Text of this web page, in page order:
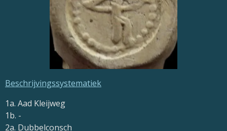
Beschrijvingssystematiek
1a. Aad Kleijweg
1b. -
2a. Dubbelconsch